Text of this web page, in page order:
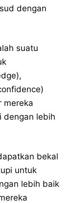
dengan
suatu
mereka
dengan lebih
bekal
untuk
lebih baik